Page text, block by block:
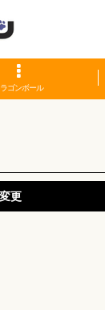
ラゴンボール
更